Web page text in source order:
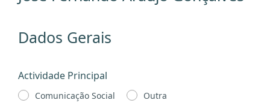
Dados Gerais
Actividade Principal
Comunicação Social Outra